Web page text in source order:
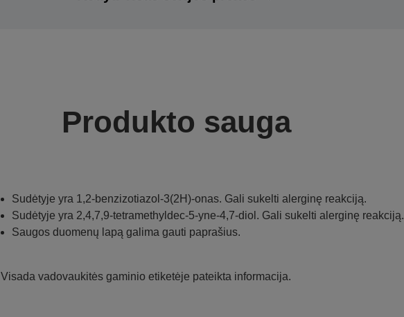
Produkto sauga
Sudėtyje yra 1,2-benzizotiazol-3(2H)-onas. Gali sukelti alerginę reakciją.
Sudėtyje yra 2,4,7,9-tetramethyldec-5-yne-4,7-diol. Gali sukelti alerginę reakciją.
Saugos duomenų lapą galima gauti paprašius.
Visada vadovaukitės gaminio etiketėje pateikta informacija.